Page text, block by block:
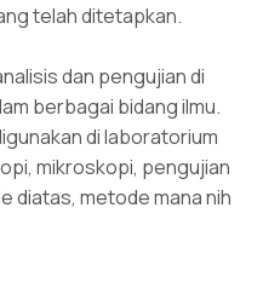
telah ditetapkan.
dan pengujian di
berbagai bidang ilmu.
di laboratorium
mikroskopi, pengujian
diatas, metode mana nih